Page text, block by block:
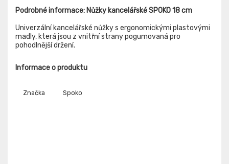
Podrobné informace: Nůžky kancelářské SPOKO 18 cm
Univerzální kancelářské nůžky s ergonomickými plastovými
madly, která jsou z vnitřní strany pogumovaná pro
pohodlnější držení.
Informace o produktu
Značka Spoko